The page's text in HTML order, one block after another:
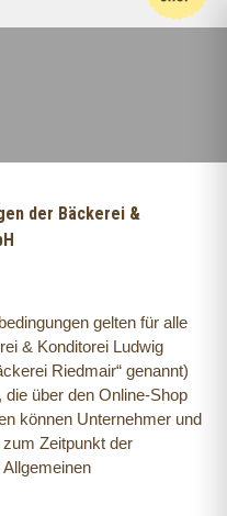
der Bäckerei &
gelten für alle
& Konditorei Ludwig
Riedmair“ genannt)
über den Online-Shop
können Unternehmer und
Zeitpunkt der